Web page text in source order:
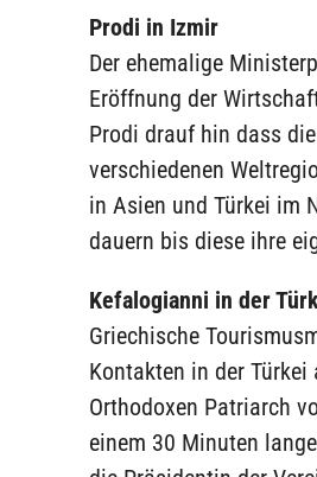
Prodi in Izmir
Der ehemalige
Eröffnung der
Prodi drauf hin dass
verschiedenen
in Asien und Türkei im
dauern bis diese ihre
Kefalogianni in der
Griechische
Kontakten in der
Orthodoxen Patriarch
einem 30 Minuten